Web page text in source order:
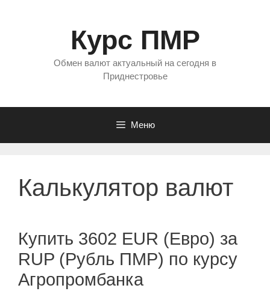
Курс ПМР
Обмен валют актуальный на сегодня в
Приднестровье
Меню
Калькулятор валют
Купить 3602 EUR (Евро) за
RUP (Рубль ПМР) по курсу
Агропромбанка